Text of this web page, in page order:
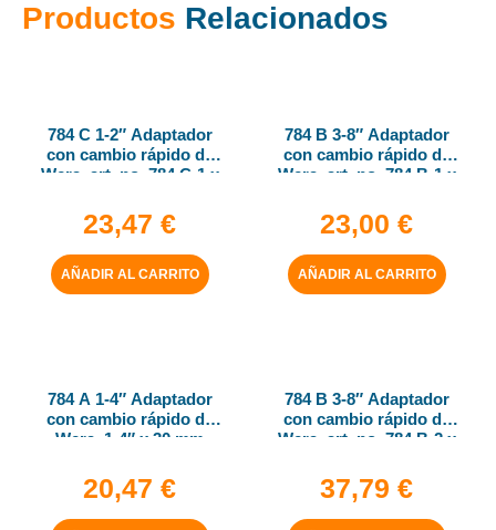
Productos Relacionados
784 C 1-2″ Adaptador
con cambio rápido de
Wera, art. no. 784 C-1 x
23,47 €
AÑADIR AL CARRITO
784 B 3-8″ Adaptador
con cambio rápido de
Wera, art. no. 784 B-1 x
23,00 €
AÑADIR AL CARRITO
784 A 1-4″ Adaptador
con cambio rápido de
Wera, 1-4″ x 30 mm
20,47 €
784 B 3-8″ Adaptador
con cambio rápido de
Wera, art. no. 784 B-2 x
37,79 €